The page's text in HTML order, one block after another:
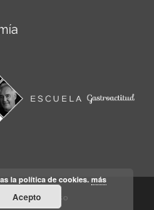
de Uso
la política de cookies.más
Acepto